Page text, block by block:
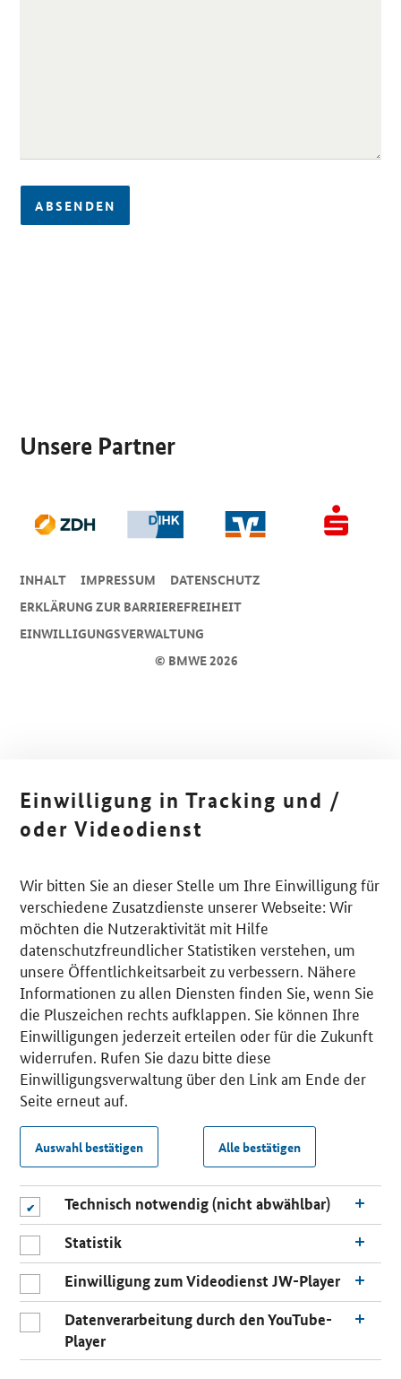
ABSENDEN
Unsere Partner
© BMWE 2026
INHALT IMPRESSUM
DA­TEN­SCHUTZ
ERKLÄRUNG ZUR BARRIEREFREIHEIT
EINWILLIGUNGSVERWALTUNG
Einwilligung in Tracking und /
oder Videodienst
Wir bitten Sie an dieser Stelle um Ihre Einwilligung für
verschiedene Zusatzdienste unserer Webseite: Wir
möchten die Nutzeraktivität mit Hilfe
datenschutzfreundlicher Statistiken verstehen, um
unsere Öffentlichkeitsarbeit zu verbessern. Nähere
Informationen zu allen Diensten finden Sie, wenn Sie
die Pluszeichen rechts aufklappen. Sie können Ihre
Einwilligungen jederzeit erteilen oder für die Zukunft
widerrufen. Rufen Sie dazu bitte diese
Einwilligungsverwaltung über den Link am Ende der
Seite erneut auf.
Auswahl bestätigen Alle bestätigen
Technisch notwendig (nicht abwählbar)
Statistik
Einwilligung zum Videodienst JW-Player
Datenverarbeitung durch den YouTube-
Player